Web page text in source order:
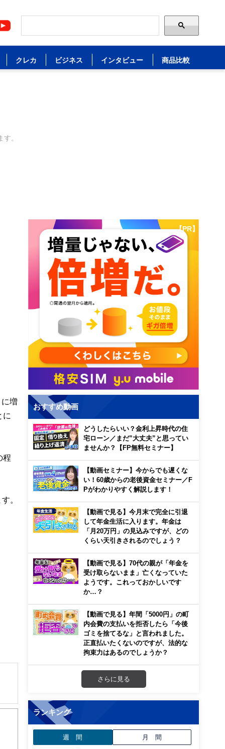
クレカ ビジネス インタビュー 商品比較
。
増
に
程
。
ご
【PR】
おすすめ動画
どうしたらいい？金利上昇時代の住
宅ローン／まだ”大丈夫”と思ってい
ませんか？【FP無料セミナー】
【動画セミナー】今からでも遅くな
い！60歳からの老後資金セミナー／F
Pがわかりやすく解説します！
【動画で見る】今月末で完全に引退
して年金生活に入ります。年金は
「月20万円」の見込みですが、どの
くらい天引きされるのでしょう？
【動画で見る】70代の親が「年金を
受け取らないまま」亡くなっていた
ようです。これっておかしいです
か…？
【動画で見る】年間「5000円」の町
内会費の支払いを拒否したら「今後
ゴミを捨てるな」と言われました。
正直払いたくないのですが、法的な
拘束力はあるのでしょうか？
さらに見る
ランキング
週 間 月 間